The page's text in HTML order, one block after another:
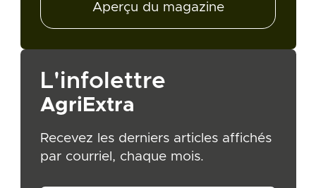
Aperçu du magazine
L'infolettre
AgriExtra
Recevez les derniers articles affichés
par courriel, chaque mois.